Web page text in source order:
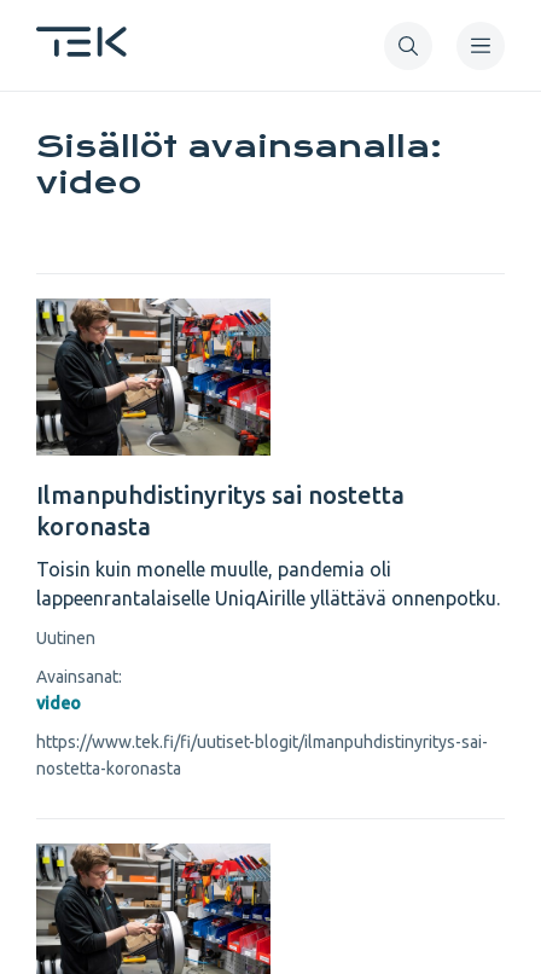
pääsisältöön
Sisällöt avainsanalla:
video
Ilmanpuhdistinyritys sai nostetta
koronasta
Toisin kuin monelle muulle, pandemia oli
lappeenrantalaiselle UniqAirille yllättävä onnenpotku.
Uutinen
Avainsanat:
video
https://www.tek.fi/fi/uutiset-blogit/ilmanpuhdistinyritys-sai-
nostetta-koronasta